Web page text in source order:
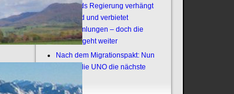
Thailands Regierung verhängt
Notstand und verbietet
Versammlungen – doch die
Revolte geht weiter
Nach dem Migrationspakt: Nun
zündet die UNO die nächste